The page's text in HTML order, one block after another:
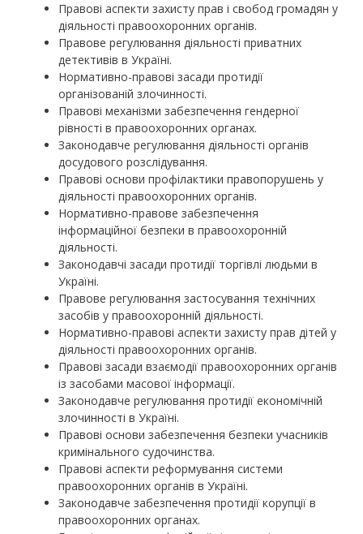
Правові аспекти захисту прав і свобод громадян у
діяльності правоохоронних органів.
Правове регулювання діяльності приватних
детективів в Україні.
Нормативно-правові засади протидії
організованій злочинності.
Правові механізми забезпечення гендерної
рівності в правоохоронних органах.
Законодавче регулювання діяльності органів
досудового розслідування.
Правові основи профілактики правопорушень у
діяльності правоохоронних органів.
Нормативно-правове забезпечення
інформаційної безпеки в правоохоронній
діяльності.
Законодавчі засади протидії торгівлі людьми в
Україні.
Правове регулювання застосування технічних
засобів у правоохоронній діяльності.
Нормативно-правові аспекти захисту прав дітей у
діяльності правоохоронних органів.
Правові засади взаємодії правоохоронних органів
із засобами масової інформації.
Законодавче регулювання протидії економічній
злочинності в Україні.
Правові основи забезпечення безпеки учасників
кримінального судочинства.
Правові аспекти реформування системи
правоохоронних органів в Україні.
Законодавче забезпечення протидії корупції в
правоохоронних органах.